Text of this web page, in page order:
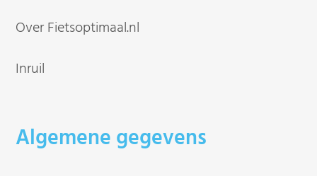
Over Fietsoptimaal.nl
Inruil
Algemene gegevens